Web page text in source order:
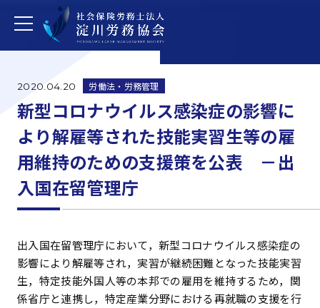
2020.04.20 労働法・労務管理
新型コロナウイルス感染症の影響に
より解雇等された技能実習生等の雇
用維持のための支援策を公表 －出
入国在留管理庁
出入国在留管理庁において，新型コロナウイルス感染症の
影響により解雇等され，実習が継続困難となった技能実習
生，特定技能外国人等の本邦での雇用を維持するため，関
係省庁と連携し，特定産業分野における再就職の支援を行